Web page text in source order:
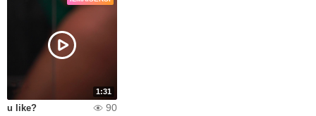
1:31
u like? 90